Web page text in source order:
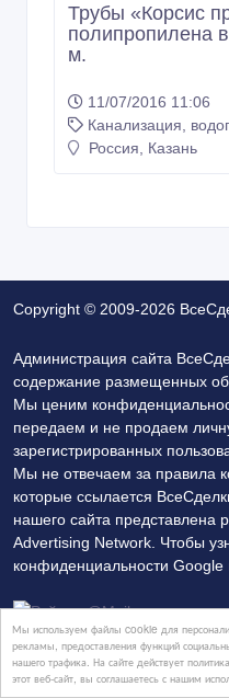
Мы используем файлы cookie для
рекламы, предоставления функций
нашего трафика. На сайте действует
этот веб-сайт, вы соглашаетесь с нашим
Трубы «Корсис
полипропилена
м.
11/07/2016 11:06
Канализация,
Россия, Казань
Copyright © 2009-2026
Администрация сайта
содержание размещенных
Мы ценим
передаем и не продаем
зарегистрированных
Мы не отвечаем за правила
которые ссылается
нашего сайта представлена
Advertising Network. Чтобы
конфиденциальности Google
Политика